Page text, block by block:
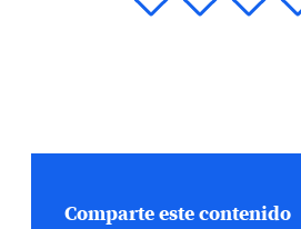
Comparte este contenido